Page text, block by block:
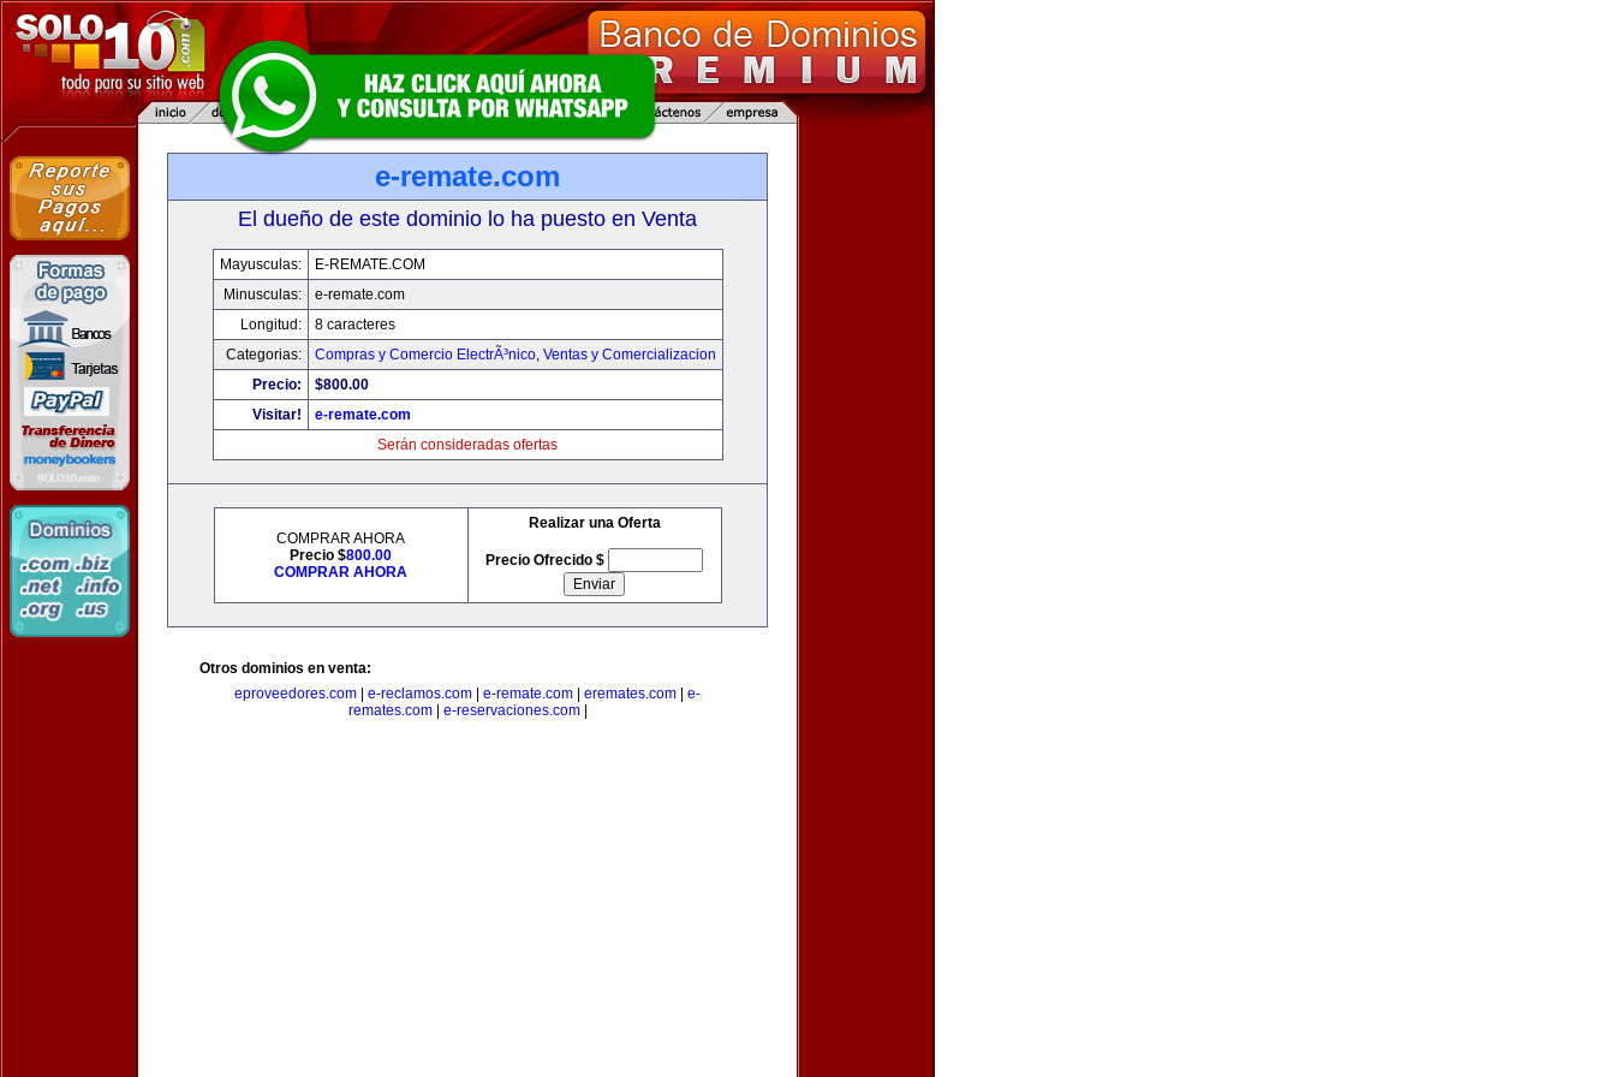
e-remate.com
El dueño de este dominio lo ha puesto en Venta
Mayusculas:
E-REMATE.COM
Minusculas:
e-remate.com
Longitud:
8 caracteres
Categorias:
Compras y Comercio ElectrÃ³nico, Ventas y Comercializacion
Precio:
$800.00
Visitar!
e-remate.com
Serán consideradas ofertas
COMPRAR AHORA
Precio $800.00
COMPRAR AHORA
Realizar una Oferta
Precio Ofrecido $
Otros dominios en venta:
eproveedores.com
e-reclamos.com e-remate.com eremates.com
e-
remates.com| e-reservaciones.com|